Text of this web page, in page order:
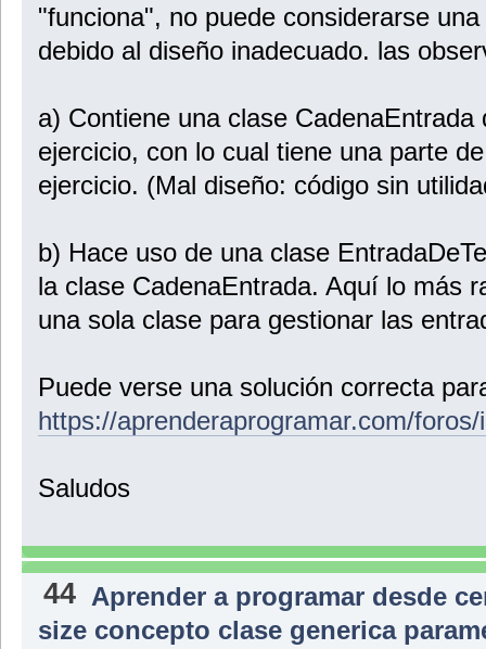
"funciona", no puede considerarse
debido al diseño inadecuado. las
a) Contiene una clase
ejercicio, con lo cual tiene una parte
ejercicio. (Mal diseño: código sin
b) Hace uso de una clase
la clase CadenaEntrada. Aquí lo más
una sola clase para gestionar las
Puede verse una solución correcta
https://aprenderaprogramar.com/
Saludos
44 Aprender a programar desde
size concepto clase generica